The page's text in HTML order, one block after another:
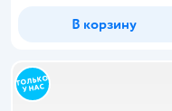
В корзину